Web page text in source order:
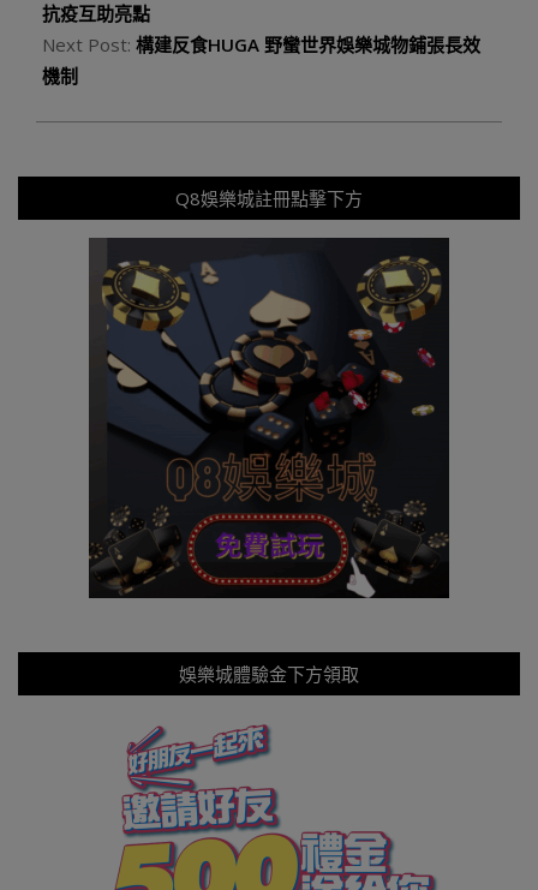
抗疫互助亮點
Next Post: 構建反食HUGA 野蠻世界娛樂城物鋪張長效
機制
Q8娛樂城註冊點擊下方
娛樂城體驗金下方領取